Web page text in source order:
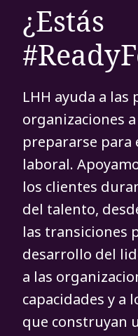
¿Estás
LHH ayuda a las
organizaciones
prepararse
laboral.
los clientes
del talento,
las transiciones
desarrollo del
a las
capacidades y a
que construyan